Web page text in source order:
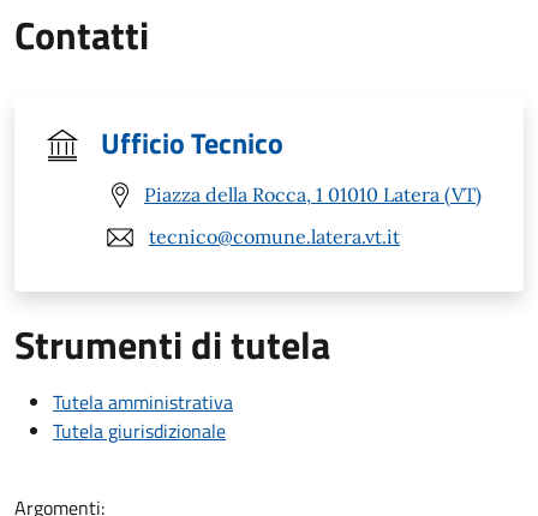
Contatti
Ufficio Tecnico
Piazza della Rocca, 1 01010 Latera (VT)
tecnico@comune.latera.vt.it
Strumenti di tutela
Tutela amministrativa
Tutela giurisdizionale
Argomenti: